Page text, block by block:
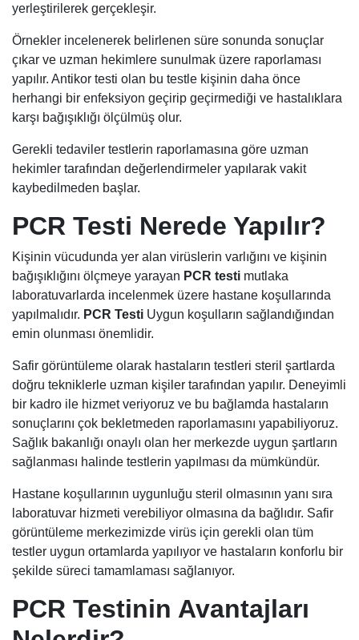
yerleştirilerek gerçekleşir.
Örnekler incelenerek belirlenen süre sonunda sonuçlar
çıkar ve uzman hekimlere sunulmak üzere raporlaması
yapılır. Antikor testi olan bu testle kişinin daha önce
herhangi bir enfeksiyon geçirip geçirmediği ve hastalıklara
karşı bağışıklığı ölçülmüş olur.
Gerekli tedaviler testlerin raporlamasına göre uzman
hekimler tarafından değerlendirmeler yapılarak vakit
kaybedilmeden başlar.
PCR Testi Nerede Yapılır?
Kişinin vücudunda yer alan virüslerin varlığını ve kişinin
bağışıklığını ölçmeye yarayan PCR testi mutlaka
laboratuvarlarda incelenmek üzere hastane koşullarında
yapılmalıdır. PCR Testi Uygun koşulların sağlandığından
emin olunması önemlidir.
Safir görüntüleme olarak hastaların testleri steril şartlarda
doğru tekniklerle uzman kişiler tarafından yapılır. Deneyimli
bir kadro ile hizmet veriyoruz ve bu bağlamda hastaların
sonuçlarını çok bekletmeden raporlamasını yapabiliyoruz.
Sağlık bakanlığı onaylı olan her merkezde uygun şartların
sağlanması halinde testlerin yapılması da mümkündür.
Hastane koşullarının uygunluğu steril olmasının yanı sıra
laboratuvar hizmeti verebiliyor olmasına da bağlıdır. Safir
görüntüleme merkezimizde virüs için gerekli olan tüm
testler uygun ortamlarda yapılıyor ve hastaların konforlu bir
şekilde süreci tamamlaması sağlanıyor.
PCR Testinin Avantajları